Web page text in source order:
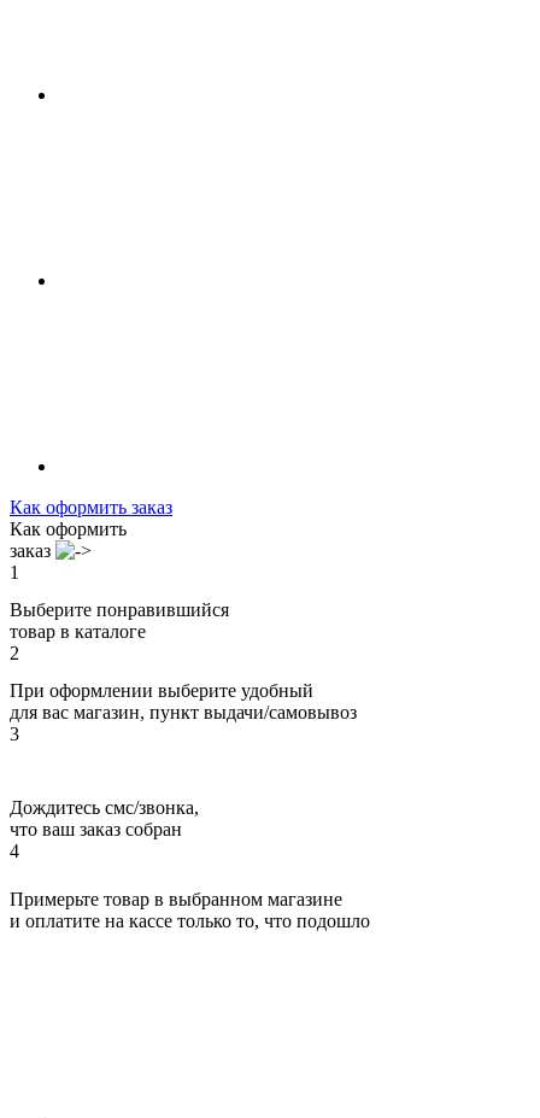
Как оформить заказ
Как оформить
заказ
1
Выберите понравившийся
товар в каталоге
2
При оформлении выберите удобный
для вас магазин, пункт выдачи/самовывоз
3
Дождитесь смс/звонка,
что ваш заказ собран
4
Примерьте товар в выбранном магазине
и оплатите на кассе только то, что подошло